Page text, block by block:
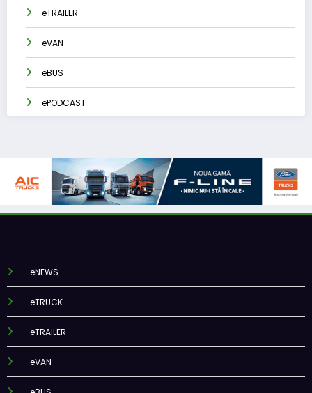
eTRAILER
eVAN
eBUS
ePODCAST
eNEWS
eTRUCK
eTRAILER
eVAN